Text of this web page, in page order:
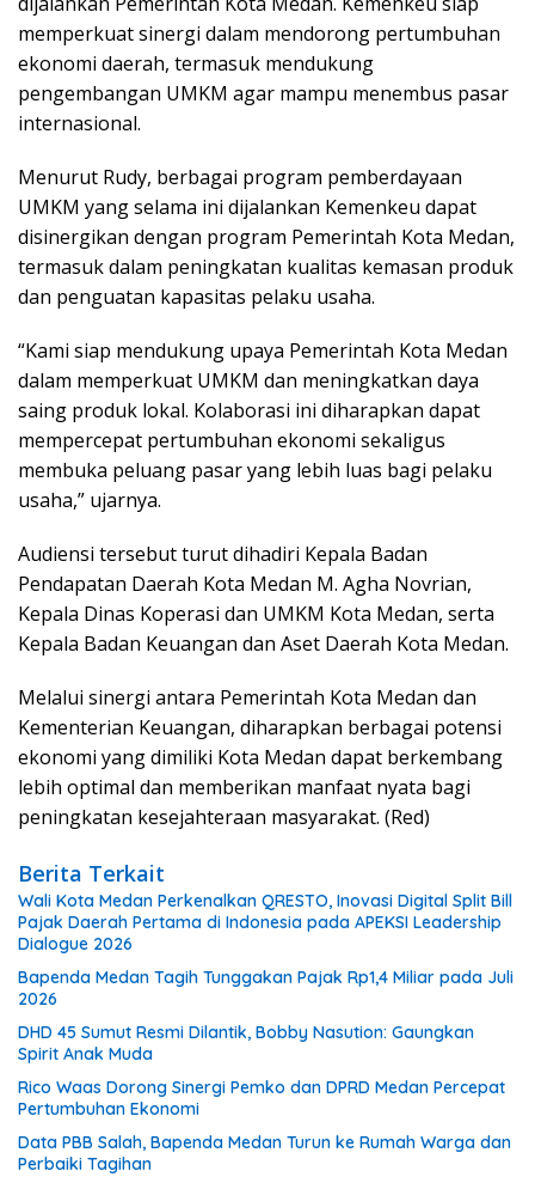
memperkuat sinergi dalam mendorong pertumbuhan
ekonomi daerah, termasuk mendukung
pengembangan UMKM agar mampu menembus pasar
internasional.
Menurut Rudy, berbagai program pemberdayaan
UMKM yang selama ini dijalankan Kemenkeu dapat
disinergikan dengan program Pemerintah Kota Medan,
termasuk dalam peningkatan kualitas kemasan produk
dan penguatan kapasitas pelaku usaha.
“Kami siap mendukung upaya Pemerintah Kota Medan
dalam memperkuat UMKM dan meningkatkan daya
saing produk lokal. Kolaborasi ini diharapkan dapat
mempercepat pertumbuhan ekonomi sekaligus
membuka peluang pasar yang lebih luas bagi pelaku
usaha,” ujarnya.
Audiensi tersebut turut dihadiri Kepala Badan
Pendapatan Daerah Kota Medan M. Agha Novrian,
Kepala Dinas Koperasi dan UMKM Kota Medan, serta
Kepala Badan Keuangan dan Aset Daerah Kota Medan.
Melalui sinergi antara Pemerintah Kota Medan dan
Kementerian Keuangan, diharapkan berbagai potensi
ekonomi yang dimiliki Kota Medan dapat berkembang
lebih optimal dan memberikan manfaat nyata bagi
peningkatan kesejahteraan masyarakat. (Red)
Berita Terkait
Wali Kota Medan Perkenalkan QRESTO, Inovasi Digital Split Bill
Pajak Daerah Pertama di Indonesia pada APEKSI Leadership
Dialogue 2026
Bapenda Medan Tagih Tunggakan Pajak Rp1,4 Miliar pada Juli
2026
DHD 45 Sumut Resmi Dilantik, Bobby Nasution: Gaungkan
Spirit Anak Muda
Rico Waas Dorong Sinergi Pemko dan DPRD Medan Percepat
Pertumbuhan Ekonomi
Data PBB Salah, Bapenda Medan Turun ke Rumah Warga dan
Perbaiki Tagihan